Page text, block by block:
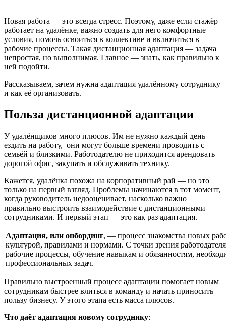
Новая работа — это всегда стресс. Поэтому, даже если стажёр
работает на удалёнке, важно создать для него комфортные
условия, помочь освоиться в коллективе и включиться в
рабочие процессы. Такая дистанционная адаптация — задача
непростая, но выполнимая. Главное — знать, как правильно к
ней подойти.
Рассказываем, зачем нужна адаптация удалённому сотруднику
и как её организовать.
Польза дистанционной адаптации
У удалёнщиков много плюсов. Им не нужно каждый день
ездить на работу, они могут больше времени проводить с
семьёй и близкими. Работодателю не приходится арендовать
дорогой офис, закупать и обслуживать технику.
Кажется, удалёнка похожа на корпоративный рай — но это
только на первый взгляд. Проблемы начинаются в тот момент,
когда руководитель недооценивает, насколько важно
правильно выстроить взаимодействие с дистанционными
сотрудниками. И первый этап — это как раз адаптация.
Адаптация, или онбординг, — процесс знакомства новых
культурой, правилами и нормами. С точки зрения
рабочие процессы, обучение навыкам и обязанностям,
профессиональных задач.
Правильно выстроенный процесс адаптации помогает новым
сотрудникам быстрее влиться в команду и начать приносить
пользу бизнесу. У этого этапа есть масса плюсов.
Что даёт адаптация новому сотруднику: